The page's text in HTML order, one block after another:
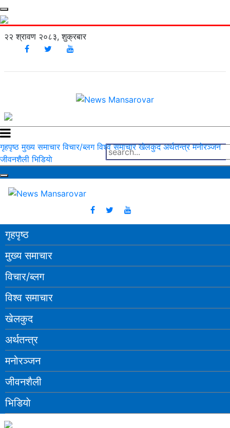
२२ श्रावण २०८३, शुक्रबार
गृहपृष्ठ मुख्य समाचार विचार/ब्लग विश्व समाचार खेलकुद अर्थतन्त्र मनोरञ्‍जन
जीवनशैली भिडियाे
गृहपृष्ठ
मुख्य समाचार
विचार/ब्लग
विश्व समाचार
खेलकुद
अर्थतन्त्र
मनोरञ्‍जन
जीवनशैली
भिडियाे